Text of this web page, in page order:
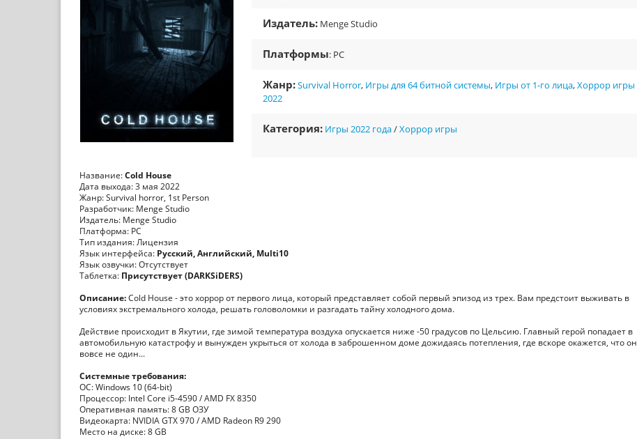
Издатель: Menge Studio
Платформы: PC
Жанр:Survival Horror, Игры для 64 битной системы, Игры от 1-го лица,Хоррор игры
2022
Категория: Игры 2022 года/Хоррор игры
Название:Cold House
Дата выхода: 3 мая 2022
Жанр: Survival horror, 1st Person
Разработчик: Menge Studio
Издатель: Menge Studio
Платформа: PC
Тип издания: Лицензия
Язык интерфейса: Русский, Английский, Multi10
Язык озвучки: Отсутствует
Таблетка: Присутствует (DARKSiDERS)
Описание:Cold House - это хоррор от первого лица, который представляет собой первый эпизод из трех. Вам предстоит выживать в
условиях экстремального холода, решать головоломки и разгадать тайну холодного дома.
Действие происходит в Якутии, где зимой температура воздуха опускается ниже -50 градусов по Цельсию. Главный герой попадает в
автомобильную катастрофу и вынужден укрыться от холода в заброшенном доме дожидаясь потепления, где вскоре окажется, что он
вовсе не один...
Системные требования:
ОС: Windows 10 (64-bit)
Процессор: Intel Core i5-4590 / AMD FX 8350
Оперативная память: 8 GB ОЗУ
Видеокарта: NVIDIA GTX 970 / AMD Radeon R9 290
Место на диске: 8 GB